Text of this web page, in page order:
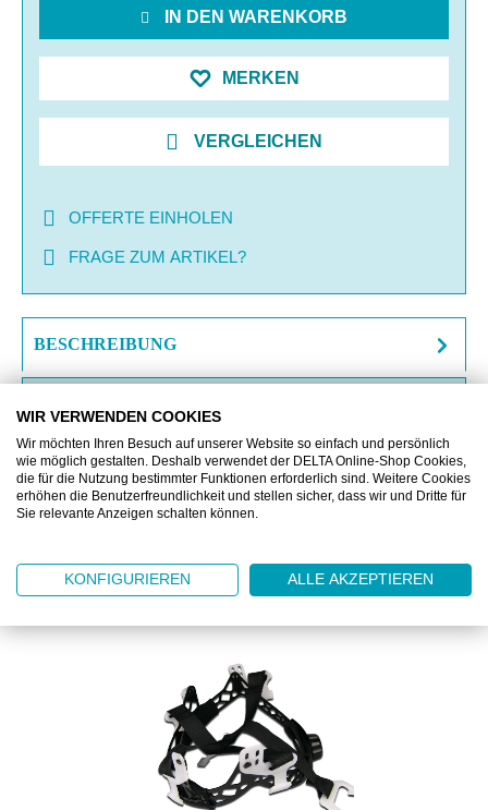
IN DEN WARENKORB
MERKEN
VERGLEICHEN
OFFERTE EINHOLEN
FRAGE ZUM ARTIKEL?
BESCHREIBUNG
DOWNLOAD
Produktgalerie überspringen
Zubehör
WIR VERWENDEN COOKIES
Wir möchten Ihren Besuch auf unserer Website so einfach und persönlich
wie möglich gestalten. Deshalb verwendet der DELTA Online-Shop Cookies,
die für die Nutzung bestimmter Funktionen erforderlich sind. Weitere Cookies
erhöhen die Benutzerfreundlichkeit und stellen sicher, dass wir und Dritte für
Sie relevante Anzeigen schalten können.
KONFIGURIEREN ALLE AKZEPTIEREN